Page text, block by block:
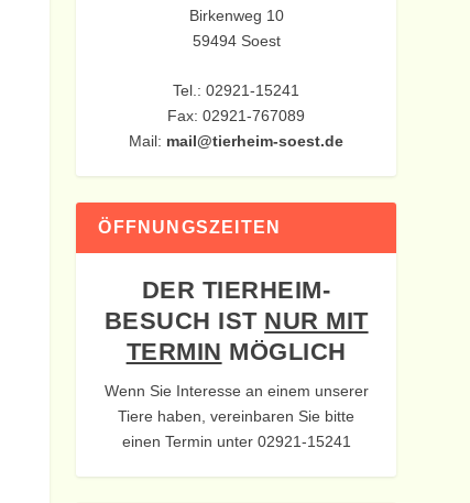
Birkenweg 10
59494 Soest
Tel.: 02921-15241
Fax: 02921-767089
Mail: mail@tierheim-soest.de
ÖFFNUNGSZEITEN
DER TIERHEIM-
BESUCH IST NUR MIT
TERMIN MÖGLICH
Wenn Sie Interesse an einem unserer
Tiere haben, vereinbaren Sie bitte
einen Termin unter 02921-15241